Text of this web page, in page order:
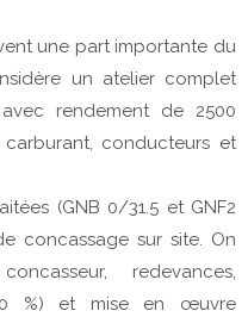
une part importante du
un atelier complet
rendement de 2500
conducteurs et
(GNB 0/31.5 et GNF2
concassage sur site. On
redevances,
20 %) et mise en œuvre